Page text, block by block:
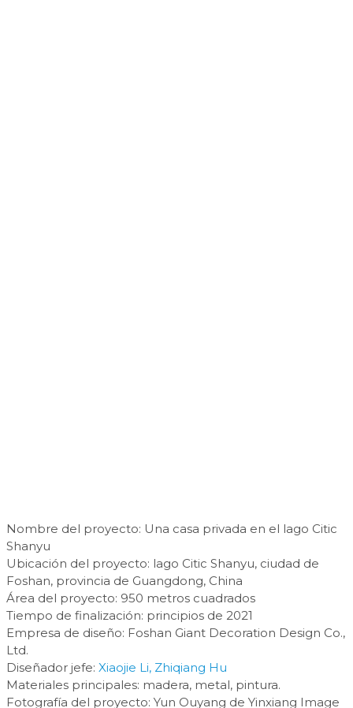
Nombre del proyecto: Una casa privada en el lago Citic
Shanyu
Ubicación del proyecto: lago Citic Shanyu, ciudad de
Foshan, provincia de Guangdong, China
Área del proyecto: 950 metros cuadrados
Tiempo de finalización: principios de 2021
Empresa de diseño: Foshan Giant Decoration Design Co.,
Ltd.
Diseñador jefe: Xiaojie Li, Zhiqiang Hu
Materiales principales: madera, metal, pintura.
Fotografía del proyecto: Yun Ouyang de Yinxiang Image